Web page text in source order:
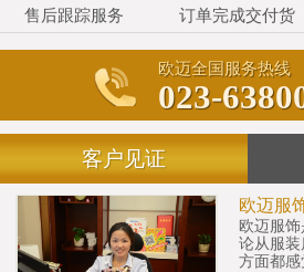
售后跟踪服务 订单完成交付货
欧迈全国服务热线
023-
客户见证
欧迈服
欧迈服
论从服
方面都